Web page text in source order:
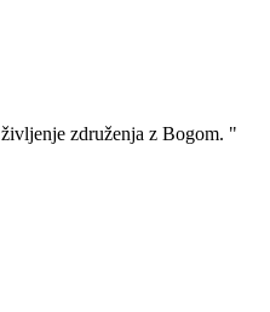
združenja z Bogom. "